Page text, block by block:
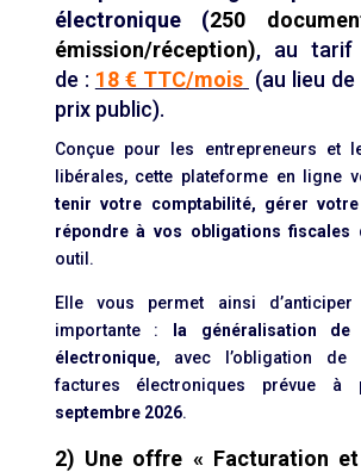
électronique (250
émission/réception), au tarif
de : 18 € TTC/mois (au lieu
prix public).
Conçue pour les entrepreneurs et
libérales, cette plateforme en ligne
tenir votre comptabilité, gérer
répondre à vos obligations fiscales
outil.
Elle vous permet ainsi d’anticiper
importante :
la généralisation
électronique, avec l’obligation de
factures électroniques prévue
septembre 2026.
2) Une offre « Facturation